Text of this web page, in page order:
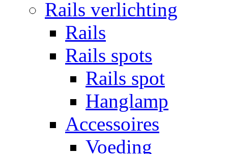
Rails verlichting
Rails
Rails spots
Rails spot
Hanglamp
Accessoires
Voeding